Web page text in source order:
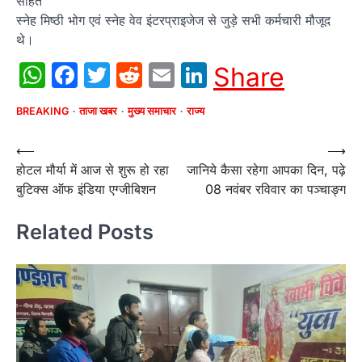
स्नेह मिष्ठी भोग एवं स्नेह वेव इंटरप्राइजेज से जुड़े सभी कर्मचारी मौजूद
थे।
WhatsApp
Facebook
Twitter
Reddit
EmailLinkedIn
Share
BREAKING ताजा खबर मुख्य समाचार राज्य
Post
navigation
⟵
होटल मौर्या में आज से शुरू हो रहा
बुटिक्स ऑफ इंडिया एग्जीबिशन
जानिये कैसा रहेगा आपका दिन, पढ़े
08 नवंबर रविवार का पञ्चाङ्ग
⟶
Related Posts